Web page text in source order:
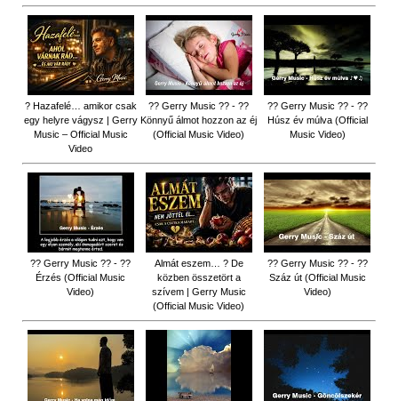
? Hazafelé… amikor csak
egy helyre vágysz | Gerry
Music – Official Music
Video
?? Gerry Music ?? - ??
Könnyű álmot hozzon az éj
(Official Music Video)
?? Gerry Music ?? - ??
Húsz év múlva (Official
Music Video)
?? Gerry Music ?? - ??
Érzés (Official Music
Video)
Almát eszem… ? De
közben összetört a
szívem | Gerry Music
(Official Music Video)
?? Gerry Music ?? - ??
Száz út (Official Music
Video)